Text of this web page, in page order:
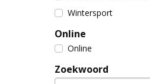
Wintersport
Online
Online
Zoekwoord